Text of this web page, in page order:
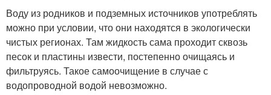
Воду из родников и подземных источников употреблять
можно при условии, что они находятся в экологически
чистых регионах. Там жидкость сама проходит сквозь
песок и пластины извести, постепенно очищаясь и
фильтруясь. Такое самоочищение в случае с
водопроводной водой невозможно.